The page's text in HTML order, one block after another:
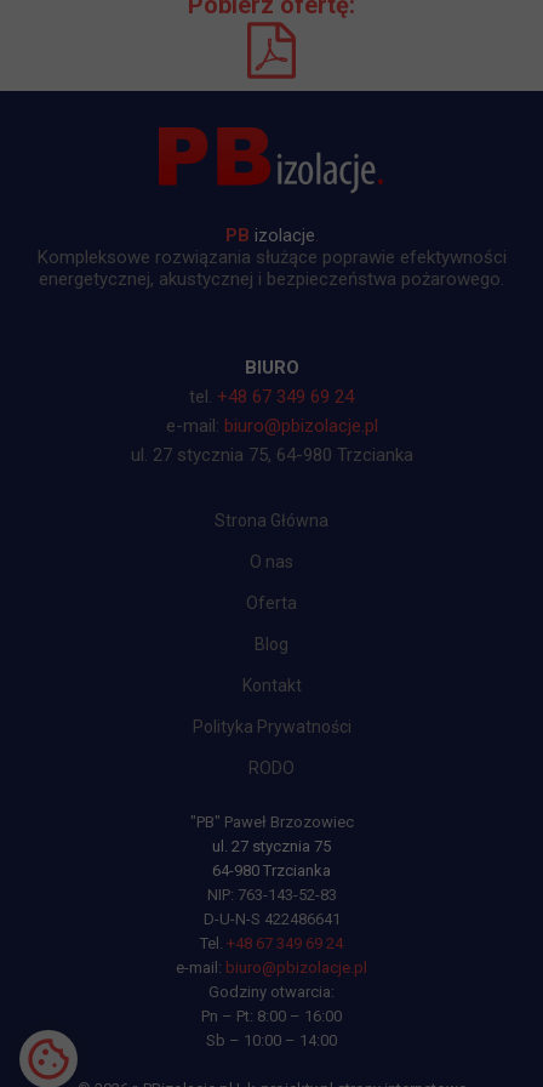
BIURO
tel. +48 67 349 69 24
e-mail: biuro@pbizolacje.pl
ul. 27 stycznia 75, 64-980 Trzcianka
PB izolacje.
Kompleksowe rozwiązania służące poprawie efektywności
energetycznej, akustycznej i bezpieczeństwa pożarowego.
Strona Główna
O nas
Oferta
Blog
Kontakt
Polityka Prywatności
RODO
"PB" Paweł Brzozowiec
ul. 27 stycznia 75
64-980 Trzcianka
NIP: 763-143-52-83
D-U-N-S 422486641
Tel. +48 67 349 69 24
e-mail: biuro@pbizolacje.pl
Godziny otwarcia:
Pn – Pt: 8:00 – 16:00
Sb – 10:00 – 14:00